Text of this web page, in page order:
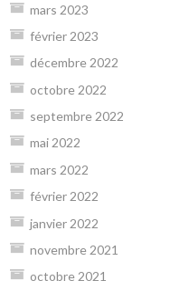
mars 2023
février 2023
décembre 2022
octobre 2022
septembre 2022
mai 2022
mars 2022
février 2022
janvier 2022
novembre 2021
octobre 2021